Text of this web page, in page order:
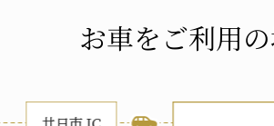
お車をご利用